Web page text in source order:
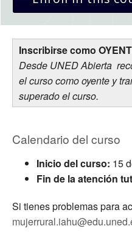
Inscribirse como
Desde UNED Abierta
el curso como oyente y
superado el curso.
Calendario del curso
Inicio del curso: 15
Fin de la atención
Si tienes problemas para